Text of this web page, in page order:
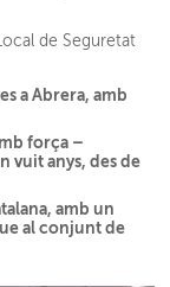
de Seguretat
a Abrera, amb
força –
vuit anys, des de
amb un
al conjunt de